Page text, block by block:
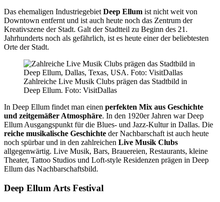
Das ehemaligen Industriegebiet Deep Ellum ist nicht weit von
Downtown entfernt und ist auch heute noch das Zentrum der
Kreativszene der Stadt. Galt der Stadtteil zu Beginn des 21.
Jahrhunderts noch als gefährlich, ist es heute einer der beliebtesten
Orte der Stadt.
Zahlreiche Live Musik Clubs prägen das Stadtbild in
Deep Ellum. Foto: VisitDallas
In Deep Ellum findet man einen perfekten Mix aus Geschichte
und zeitgemäßer Atmosphäre. In den 1920er Jahren war Deep
Ellum Ausgangspunkt für die Blues- und Jazz-Kultur in Dallas. Die
reiche musikalische Geschichte der Nachbarschaft ist auch heute
noch spürbar und in den zahlreichen Live Musik Clubs
allgegenwärtig. Live Musik, Bars, Brauereien, Restaurants, kleine
Theater, Tattoo Studios und Loft-style Residenzen prägen in Deep
Ellum das Nachbarschaftsbild.
Deep Ellum Arts Festival